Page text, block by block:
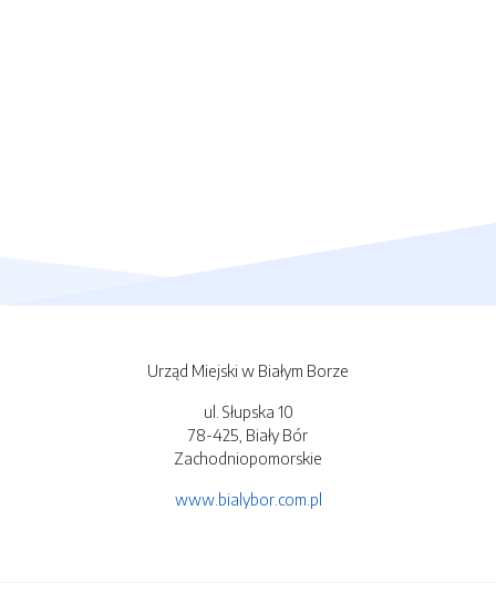
Urząd Miejski w Białym Borze
ul. Słupska 10
78-425, Biały Bór
Zachodniopomorskie
www.bialybor.com.pl